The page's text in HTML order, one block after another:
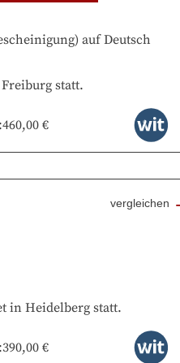
) auf Deutsch
Freiburg statt.
:460,00 €
vergleichen
in Heidelberg statt.
:390,00 €